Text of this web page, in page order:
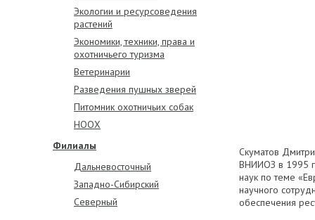
Скуматов
ВНИИОЗ в 1995 г.
наук по теме
научного
обеспечения
Экологии и ресурсоведения
растений
Экономики, техники, права и
охотничьего туризма
Ветеринарии
Разведения пушных зверей
Питомник охотничьих собак
НООХ
Филиалы
Дальневосточный
Западно-Cибирский
Северный